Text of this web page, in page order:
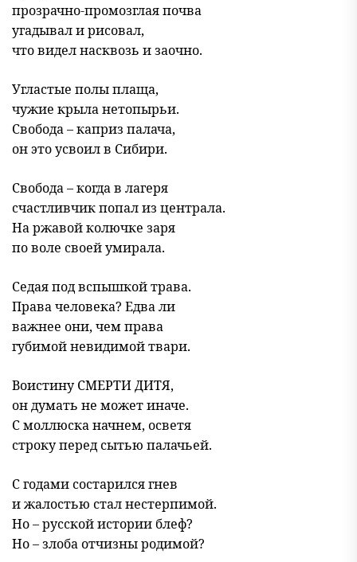
прозрачно-промозглая почва
угадывал и рисовал,
что видел насквозь и заочно.
Угластые полы плаща,
чужие крыла нетопырьи.
Свобода – каприз палача,
он это усвоил в Сибири.
Свобода – когда в лагеря
счастливчик попал из централа.
На ржавой колючке заря
по воле своей умирала.
Седая под вспышкой трава.
Права человека? Едва ли
важнее они, чем права
губимой невидимой твари.
Воистину СМЕРТИ ДИТЯ,
он думать не может иначе.
С моллюска начнем, осветя
строку перед сытью палачьей.
С годами состарился гнев
и жалостью стал нестерпимой.
Но – русской истории блеф?
Но – злоба отчизны родимой?